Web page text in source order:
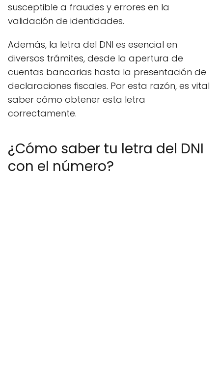
susceptible a fraudes y errores en la
validación de identidades.
Además, la letra del DNI es esencial en
diversos trámites, desde la apertura de
cuentas bancarias hasta la presentación de
declaraciones fiscales. Por esta razón, es vital
saber cómo obtener esta letra
correctamente.
¿Cómo saber tu letra del DNI
con el número?